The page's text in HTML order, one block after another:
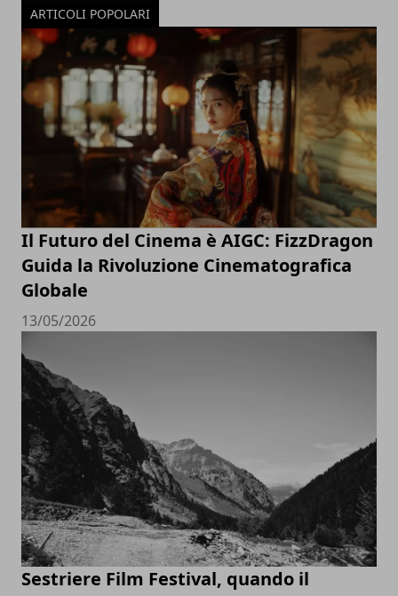
ARTICOLI POPOLARI
Il Futuro del Cinema è AIGC: FizzDragon
Guida la Rivoluzione Cinematografica
Globale
13/05/2026
Sestriere Film Festival, quando il